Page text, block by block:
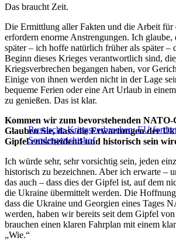
Das braucht Zeit.
Die Ermittlung aller Fakten und die Arbeit für
erfordern enorme Anstrengungen. Ich glaube,
später – ich hoffe natürlich früher als später –
Beginn dieses Krieges verantwortlich sind,
Kriegsverbrechen begangen haben, vor
Einige von ihnen werden nicht in der Lage
bequeme Ferien oder eine Art Urlaub in
zu genießen. Das ist klar.
Russische Kriegsverbrechen: EU
Sondergerichtshof
Kommen wir zum bevorstehenden
Glauben Sie, dass die Erwartungen der
Gipfel entscheidend und historisch sein
Ich würde sehr, sehr vorsichtig sein, jeden
historisch zu bezeichnen. Aber ich erwarte –
das auch – dass dies der Gipfel ist, auf dem
die Ukraine übermittelt werden. Die
dass die Ukraine und Georgien eines Tages
werden, haben wir bereits seit dem Gipfel
brauchen einen klaren Fahrplan mit einem
„Wie.“